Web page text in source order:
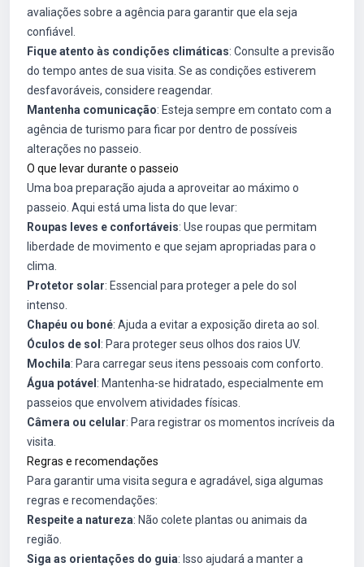
avaliações sobre a agência para garantir que ela seja
confiável.
Fique atento às condições climáticas: Consulte a previsão
do tempo antes de sua visita. Se as condições estiverem
desfavoráveis, considere reagendar.
Mantenha comunicação: Esteja sempre em contato com a
agência de turismo para ficar por dentro de possíveis
alterações no passeio.
O que levar durante o passeio
Uma boa preparação ajuda a aproveitar ao máximo o
passeio. Aqui está uma lista do que levar:
Roupas leves e confortáveis: Use roupas que permitam
liberdade de movimento e que sejam apropriadas para o
clima.
Protetor solar: Essencial para proteger a pele do sol
intenso.
Chapéu ou boné: Ajuda a evitar a exposição direta ao sol.
Óculos de sol : Para proteger seus olhos dos raios UV.
Mochila: Para carregar seus itens pessoais com conforto.
Água potável : Mantenha-se hidratado, especialmente em
passeios que envolvem atividades físicas.
Câmera ou celular: Para registrar os momentos incríveis da
visita.
Regras e recomendações
Para garantir uma visita segura e agradável, siga algumas
regras e recomendações:
Respeite a natureza: Não colete plantas ou animais da
região.
Siga as orientações do guia: Isso ajudará a manter a